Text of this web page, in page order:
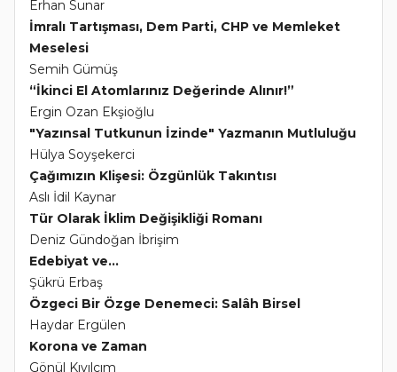
Erhan Sunar
İmralı Tartışması, Dem Parti, CHP ve Memleket
Meselesi
Semih Gümüş
“İkinci El Atomlarınız Değerinde Alınır!”
Ergin Ozan Ekşioğlu
"Yazınsal Tutkunun İzinde" Yazmanın Mutluluğu
Hülya Soyşekerci
Çağımızın Klişesi: Özgünlük Takıntısı
Aslı İdil Kaynar
Tür Olarak İklim Değişikliği Romanı
Deniz Gündoğan İbrişim
Edebiyat ve...
Şükrü Erbaş
Özgeci Bir Özge Denemeci: Salâh Birsel
Haydar Ergülen
Korona ve Zaman
Gönül Kıvılcım